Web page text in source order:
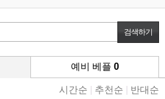
예비 베플 0
시간순 추천순 반대순